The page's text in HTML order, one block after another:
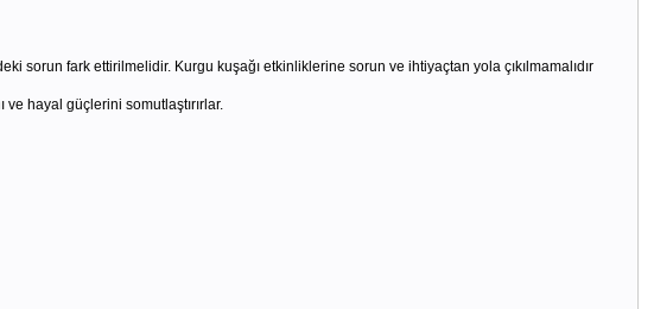
sorun fark ettirilmelidir. Kurgu kuşağı etkinliklerine sorun ve ihtiyaçtan yola çıkılmamalıdır
ve hayal güçlerini somutlaştırırlar.